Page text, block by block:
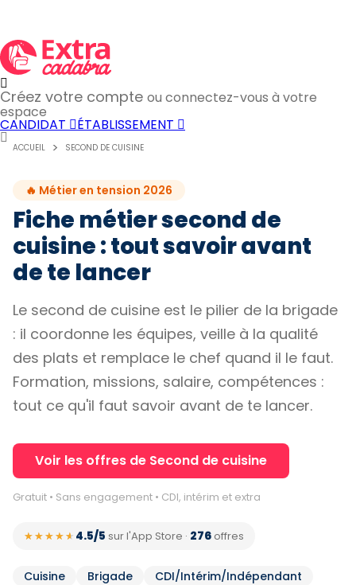
Créez votre compte ou connectez-vous à votre
espace
CANDIDAT ÉTABLISSEMENT
ACCUEIL SECOND DE CUISINE
🔥 Métier en tension 2026
Fiche métier second de
cuisine : tout savoir avant
de te lancer
Le second de cuisine est le pilier de la brigade
: il coordonne les équipes, veille à la qualité
des plats et remplace le chef quand il le faut.
Formation, missions, salaire, compétences :
tout ce qu'il faut savoir avant de te lancer.
Voir les offres de Second de cuisine
Gratuit • Sans engagement • CDI, intérim et extra
★★★★★
★★★★★ 4.5/5 sur l'App Store · 276 offres
Cuisine Brigade CDI/Intérim/Indépendant